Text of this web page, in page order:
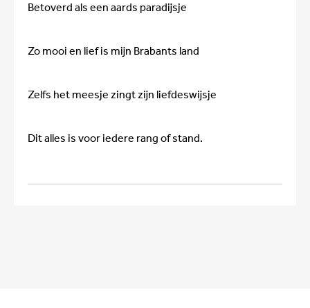
Betoverd als een aards paradijsje
Zo mooi en lief is mijn Brabants land
Zelfs het meesje zingt zijn liefdeswijsje
Dit alles is voor iedere rang of stand.